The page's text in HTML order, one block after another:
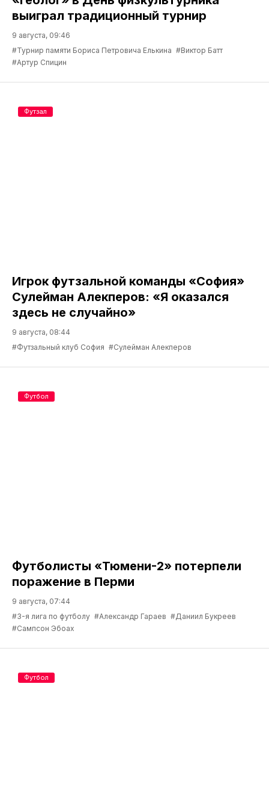
выиграл традиционный турнир
9 августа, 09:46
#Турнир памяти Бориса Петровича Елькина #Виктор Батт
#Артур Спицин
Игрок футзальной команды «София»
Сулейман Алекперов: «Я оказался
здесь не случайно»
9 августа, 08:44
#Футзальный клуб София #Сулейман Алекперов
Футзал
Футболисты «Тюмени-2» потерпели
поражение в Перми
9 августа, 07:44
#3-я лига по футболу #Александр Гараев #Даниил Букреев
#Сампсон Эбоах
Футбол
Футбол